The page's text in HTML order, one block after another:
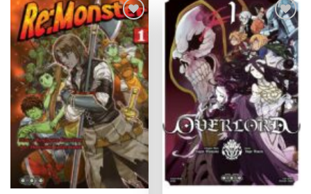
Ajouter
à la
wishlist
Ajouter
à la
wishlist